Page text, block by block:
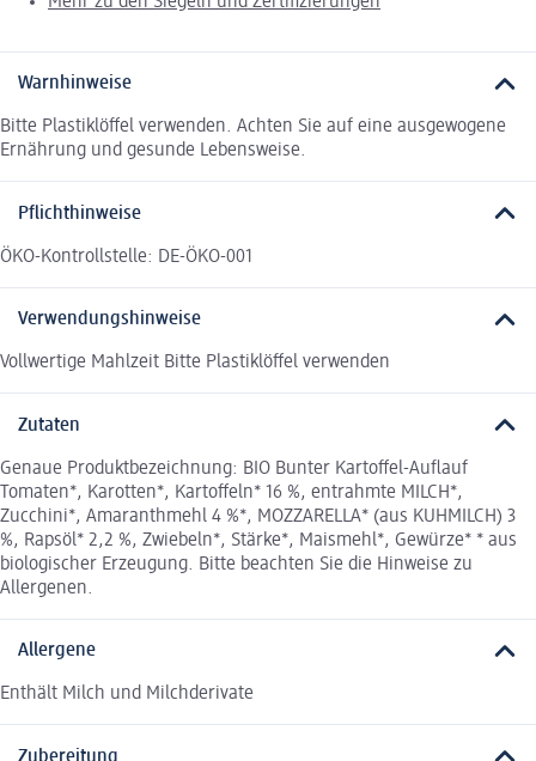
Warnhinweise
Bitte Plastiklöffel verwenden. Achten Sie auf eine ausgewogene
Ernährung und gesunde Lebensweise.
Pflichthinweise
ÖKO-Kontrollstelle: DE-ÖKO-001
Verwendungshinweise
Vollwertige Mahlzeit Bitte Plastiklöffel verwenden
Zutaten
Genaue Produktbezeichnung: BIO Bunter Kartoffel-Auflauf
Tomaten*, Karotten*, Kartoffeln* 16 %, entrahmte MILCH*,
Zucchini*, Amaranthmehl 4 %*, MOZZARELLA* (aus KUHMILCH) 3
%, Rapsöl* 2,2 %, Zwiebeln*, Stärke*, Maismehl*, Gewürze* * aus
biologischer Erzeugung. Bitte beachten Sie die Hinweise zu
Allergenen.
Allergene
Enthält Milch und Milchderivate
Zubereitung